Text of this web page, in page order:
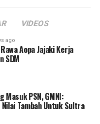
Kepelabuhan dan
13 April 2026.
KM. Napoleon tidak
itu, sebab selain
juga Pelabuhan
pelabuhan Nasional
dan penurunan
VIDEOS
ago
Aopa Jajaki Kerja
SDM
Masuk PSN, GMNI:
Tambah Untuk Sultra